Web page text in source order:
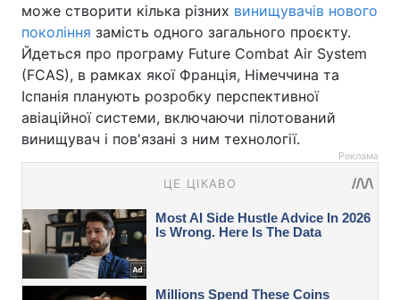
може створити кілька різних винищувачів нового
покоління замість одного загального проєкту.
Йдеться про програму Future Combat Air System
(FCAS), в рамках якої Франція, Німеччина та
Іспанія планують розробку перспективної
авіаційної системи, включаючи пілотований
винищувач і пов'язані з ним технології.
Реклама